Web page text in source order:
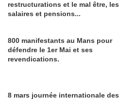
restructurations et le mal être, les
salaires et pensions...
800 manifestants au Mans pour
défendre le 1er Mai et ses
revendications.
8 mars journée internationale des